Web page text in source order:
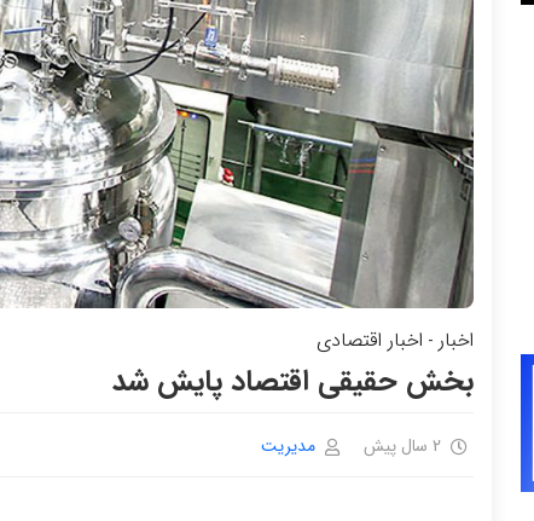
اخبار - اخبار اقتصادی
بخش حقیقی اقتصاد پایش شد
2 سال پیش مدیریت